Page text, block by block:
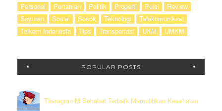
Personal
Pertanian Politik Properti Puisi
Review
Sayuran
Sosial Sosok Teknologi
Telekomunikasi
Telkom Indonesia
Tips Transportasi UKM UMKM
POPULAR POSTS
Theragran-M Sahabat Terbaik Memulihkan Kesehatan